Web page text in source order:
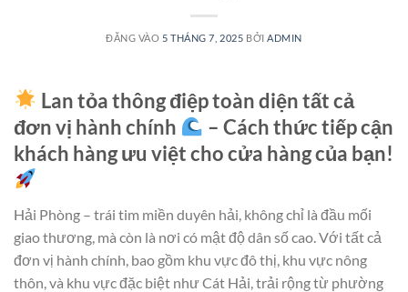
ĐĂNG VÀO 5 THÁNG 7, 2025 BỞI ADMIN
Lan tỏa thông điệp toàn diện tất cả
đơn vị hành chính
– Cách thức tiếp cận
khách hàng ưu việt cho cửa hàng của bạn!
Hải Phòng – trái tim miền duyên hải, không chỉ là đầu mối
giao thương, mà còn là nơi có mật độ dân số cao. Với tất cả
đơn vị hành chính, bao gồm khu vực đô thị, khu vực nông
thôn, và khu vực đặc biệt như Cát Hải, trải rộng từ phường